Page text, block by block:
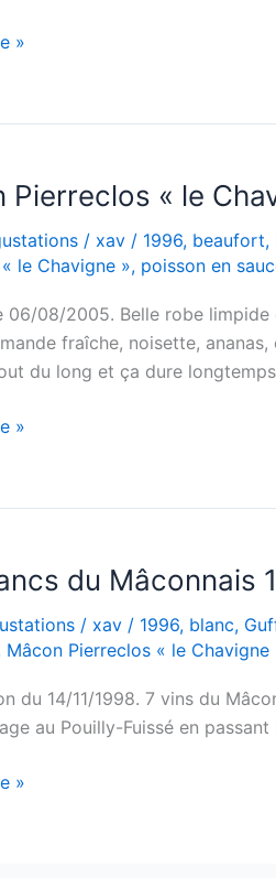
»
Pierreclos « le
/ xav / 1996, beaufort,
le Chavigne », poisson en
06/08/2005. Belle robe limpide
fraîche, noisette,
du long et ça dure
»
du Mâconnais
/ xav / 1996, blanc,
Mâcon Pierreclos « le Chavigne
du 14/11/1998. 7 vins du
au Pouilly-Fuissé en
»